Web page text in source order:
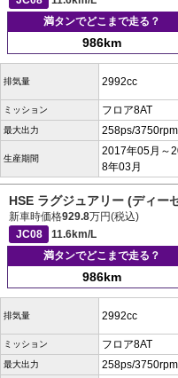
満タンでどこまで走る？
986km
排気量 2992cc
ミッション フロア8AT
最大出力 258ps/3750rpm
生産期間
2017年05月～
8年03月
HSE ラグジュアリー (ディー
新車時価格929.8万円(税込)
JC08
11.6km/L
満タンでどこまで走る？
986km
排気量 2992cc
ミッション フロア8AT
最大出力 258ps/3750rpm